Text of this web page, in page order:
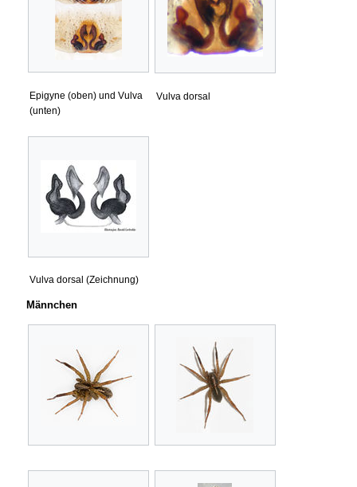
Epigyne (oben) und Vulva
(unten)
Vulva dorsal
Vulva dorsal (Zeichnung)
Männchen